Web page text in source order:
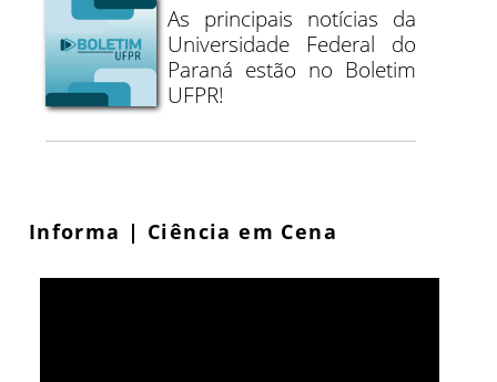
As principais notícias da
Universidade Federal do
Paraná estão no Boletim
UFPR!
Informa | Ciência em Cena